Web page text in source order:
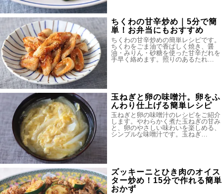
ちくわの甘辛炒め｜5分で簡
単！お弁当にもおすすめ
ちくわの甘辛炒めの簡単レシピです。
ちくわをごま油で香ばしく焼き、醤
油・みりん・砂糖を使った甘辛だれを
手早く絡めます。照りのあるたれ…
玉ねぎと卵の味噌汁。卵をふ
んわり仕上げる簡単レシピ
玉ねぎと卵の味噌汁のレシピをご紹介
します。やわらかく煮た玉ねぎの甘み
と、卵のやさしい味わいを楽しめる、
シンプルな味噌汁です。玉ねぎ…
ズッキーニとひき肉のオイス
ター炒め！15分で作れる簡単
おかず